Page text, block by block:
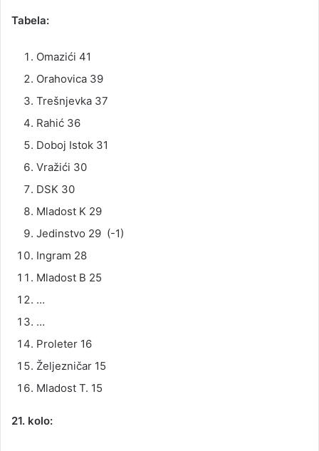
Tabela:
Omazići 41
Orahovica 39
Trešnjevka 37
Rahić 36
Doboj Istok 31
Vražići 30
DSK 30
Mladost K 29
Jedinstvo 29 (-1)
Ingram 28
Mladost B 25
…
…
Proleter 16
Željezničar 15
Mladost T. 15
21. kolo: